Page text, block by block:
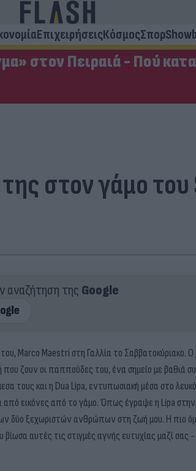
ΕπιχειρήσειςΚόσμοςΣπορ
στον Πειραιά - Πού
στον γάμο
αναζήτηση της Google
Marco Maestri στη Γαλλία το Σαββατοκύριακο. Ο
ζουν οι παππούδες του, ένα σημείο με βαθιά
τους και η Dua Lipa, εντυπωσιακή μέσα στο
από εικόνες από το γάμο. Όπως έγραψε η Lipa
δύο ξεχωριστών ανθρώπων στη ζωή μου. Η πιο
αυτές τις στιγμές αγνής ευτυχίας μαζί σας